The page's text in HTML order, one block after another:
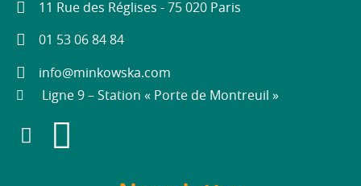
11 Rue des Réglises - 75 020 Paris
01 53 06 84 84
info@minkowska.com
Ligne 9 – Station « Porte de Montreuil »